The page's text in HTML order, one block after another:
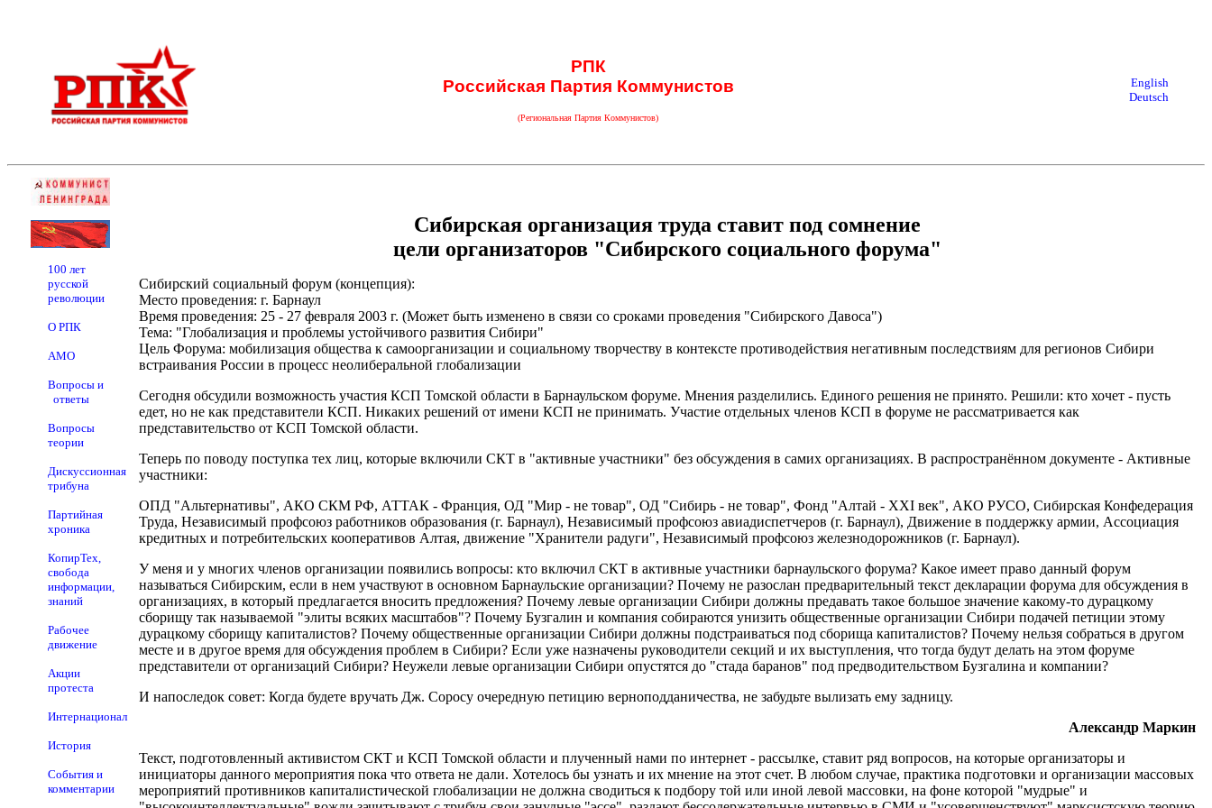
РПК
Российская Партия Коммунистов
(Региональная Партия Коммунистов)
English
Deutsch
100 лет
русской
революции
О РПК
АМО
Вопросы и
ответы
Вопросы
теории
Дискуссионная
трибуна
Партийная
хроника
КопирТех,
свобода
информации,
знаний
Рабочее
движение
Акции
протеста
Интернационал
История
События и
комментарии
Сибирская организация труда ставит под сомнение
цели организаторов "Сибирского социального форума"
Сибирский социальный форум (концепция):
Место проведения: г. Барнаул
Время проведения: 25 - 27 февраля 2003 г. (Может быть изменено в связи со сроками проведения "Сибирского Давоса")
Тема: "Глобализация и проблемы устойчивого развития Сибири"
Цель Форума: мобилизация общества к самоорганизации и социальному творчеству в контексте противодействия негативным последствиям для регионов Сибири
встраивания России в процесс неолиберальной глобализации
Сегодня обсудили возможность участия КСП Томской области в Барнаульском форуме. Мнения разделились. Единого решения не принято. Решили: кто хочет - пусть
едет, но не как представители КСП. Никаких решений от имени КСП не принимать. Участие отдельных членов КСП в форуме не рассматривается как
представительство от КСП Томской области.
Теперь по поводу поступка тех лиц, которые включили СКТ в "активные участники" без обсуждения в самих организациях. В распространённом документе - Активные
участники:
ОПД "Альтернативы", АКО СКМ РФ, АТТАК - Франция, ОД "Мир - не товар", ОД "Сибирь - не товар", Фонд "Алтай - XXI век", АКО РУСО, Сибирская Конфедерация
Труда, Независимый профсоюз работников образования (г. Барнаул), Независимый профсоюз авиадиспетчеров (г. Барнаул), Движение в поддержку армии, Ассоциация
кредитных и потребительских кооперативов Алтая, движение "Хранители радуги", Независимый профсоюз железнодорожников (г. Барнаул).
У меня и у многих членов организации появились вопросы: кто включил СКТ в активные участники барнаульского форума? Какое имеет право данный форум
называться Сибирским, если в нем участвуют в основном Барнаульские организации? Почему не разослан предварительный текст декларации форума для обсуждения в
организациях, в который предлагается вносить предложения? Почему левые организации Сибири должны предавать такое большое значение какому-то дурацкому
сборищу так называемой "элиты всяких масштабов"? Почему Бузгалин и компания собираются унизить общественные организации Сибири подачей петиции этому
дурацкому сборищу капиталистов? Почему общественные организации Сибири должны подстраиваться под сборища капиталистов? Почему нельзя собраться в другом
месте и в другое время для обсуждения проблем в Сибири? Если уже назначены руководители секций и их выступления, что тогда будут делать на этом форуме
представители от организаций Сибири? Неужели левые организации Сибири опустятся до "стада баранов" под предводительством Бузгалина и компании?
И напоследок совет: Когда будете вручать Дж. Соросу очередную петицию верноподданичества, не забудьте вылизать ему задницу.
Александр Маркин
Текст, подготовленный активистом СКТ и КСП Томской области и плученный нами по интернет - рассылке, ставит ряд вопросов, на которые организаторы и
инициаторы данного мероприятия пока что ответа не дали. Хотелось бы узнать и их мнение на этот счет. В любом случае, практика подготовки и организации массовых
мероприятий противников капиталистической глобализации не должна сводиться к подбору той или иной левой массовки, на фоне которой "мудрые" и